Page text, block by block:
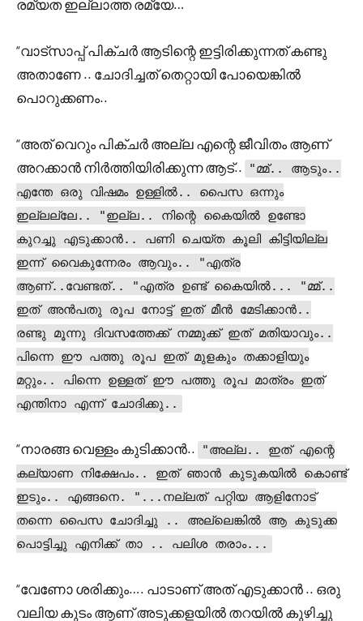
രമ്യത ഇല്ലാത്ത രമ്യേ…
“വാട്സാപ്പ് പിക്ചർ ആടിന്റെ ഇട്ടിരിക്കുന്നത് കണ്ടു
അതാണേ .. ചോദിച്ചത് തെറ്റായി പോയെങ്കിൽ
പൊറുക്കണം..
“അത് വെറും പിക്ചർ അല്ല എന്റെ ജീവിതം ആണ്
അറക്കാൻ നിർത്തിയിരിക്കുന്ന ആട്..
"മ്മ്.. ആടും..
എന്തേ ഒരു വിഷമം ഉള്ളിൽ.. പൈസ ഒന്നും
ഇല്ലല്ലേ.. "ഇല്ല.. നിന്റെ കൈയിൽ ഉണ്ടോ
കുറച്ചു എടുക്കാൻ.. പണി ചെയ്ത കൂലി കിട്ടിയില്ല
ഇന്ന് വൈകുന്നേരം ആവും.. "എത്ര
ആണ്..വേണ്ടത്.. "എത്ര ഉണ്ട് കൈയിൽ... "മ്മ്..
ഇത് അൻപതു രൂപ നോട്ട് ഇത് മീൻ മേടിക്കാൻ..
രണ്ടു മൂന്നു ദിവസത്തേക്ക് നമ്മുക്ക് ഇത് മതിയാവും..
പിന്നെ ഈ പത്തു രൂപ ഇത് മുളകും തക്കാളിയും
മറ്റും.. പിന്നെ ഉള്ളത് ഈ പത്തു രൂപ മാത്രം ഇത്
എന്തിനാ എന്ന് ചോദിക്കു..
“നാരങ്ങ വെള്ളം കുടിക്കാൻ..
"അല്ല.. ഇത് എന്റെ
കല്യാണ നിക്ഷേപം.. ഇത് ഞാൻ കുടുകയിൽ കൊണ്ട്
ഇടും.. എങ്ങനെ. "...നല്ലത് പറ്റിയ ആളിനോട്
തന്നെ പൈസ ചോദിച്ചു .. അല്ലെങ്കിൽ ആ കുടുക്ക
പൊട്ടിച്ചു എനിക്ക് താ .. പലിശ തരാം...
“വേണോ ശരിക്കും…. പാടാണ് അത് എടുക്കാൻ .. ഒരു
വലിയ കുടം ആണ് അടുക്കളയിൽ തറയിൽ കുഴിച്ചു